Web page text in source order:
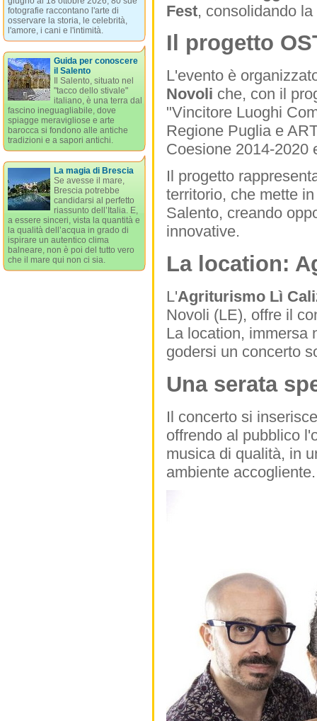
Fest, consolidando
Il progetto
L'evento è
Novoli che, con il
"Vincitore Luoghi
Regione Puglia e
Coesione 2014-2020
Il progetto
territorio, che mette
Salento, creando
innovative.
La location:
L'Agriturismo Lì
Novoli (LE), offre il
La location, immersa
godersi un concerto
Una serata
Il concerto si
offrendo al pubblico
musica di qualità, in
ambiente accogliente.
fotografie raccontano l'arte di
osservare la storia, le celebrità,
l'amore, i cani e l'intimità.
Guida per conoscere
il Salento
Il Salento, situato nel
"tacco dello stivale"
italiano, è una terra dal
fascino ineguagliabile, dove
spiagge meravigliose e arte
barocca si fondono alle antiche
tradizioni e a sapori antichi.
La magia di Brescia
Se avesse il mare,
Brescia potrebbe
candidarsi al perfetto
riassunto dell’Italia. E,
a essere sinceri, vista la quantità e
la qualità dell’acqua in grado di
ispirare un autentico clima
balneare, non è poi del tutto vero
che il mare qui non ci sia.